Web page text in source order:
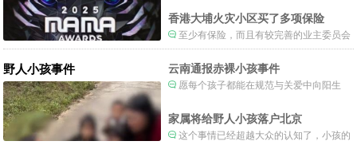
一种保护吧。
香港大埔火灾小区买了多项保险
至少有保险，而且有较完善的业主委员会
制度。
野人小孩事件 云南通报赤裸小孩事件
愿每个孩子都能在规范与关爱中向阳生
家属将给野人小孩落户北京
这个事情已经超越大众的认知了，小孩的